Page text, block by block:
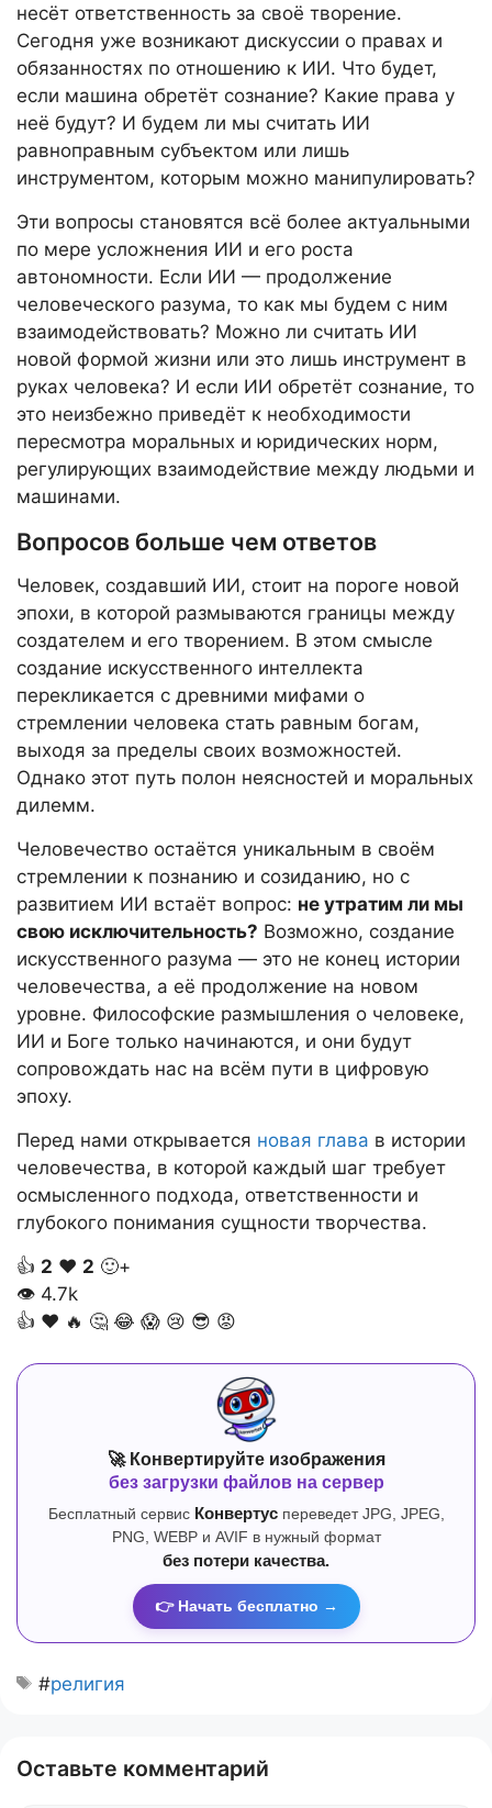
несёт ответственность за своё творение.
Сегодня уже возникают дискуссии о правах и
обязанностях по отношению к ИИ. Что будет,
если машина обретёт сознание? Какие права у
неё будут? И будем ли мы считать ИИ
равноправным субъектом или лишь
инструментом, которым можно манипулировать?
Эти вопросы становятся всё более актуальными
по мере усложнения ИИ и его роста
автономности. Если ИИ — продолжение
человеческого разума, то как мы будем с ним
взаимодействовать? Можно ли считать ИИ
новой формой жизни или это лишь инструмент в
руках человека? И если ИИ обретёт сознание, то
это неизбежно приведёт к необходимости
пересмотра моральных и юридических норм,
регулирующих взаимодействие между людьми и
машинами.
Вопросов больше чем ответов
Человек, создавший ИИ, стоит на пороге новой
эпохи, в которой размываются границы между
создателем и его творением. В этом смысле
создание искусственного интеллекта
перекликается с древними мифами о
стремлении человека стать равным богам,
выходя за пределы своих возможностей.
Однако этот путь полон неясностей и моральных
дилемм.
Человечество остаётся уникальным в своём
стремлении к познанию и созиданию, но с
развитием ИИ встаёт вопрос: не утратим ли мы
свою исключительность? Возможно, создание
искусственного разума — это не конец истории
человечества, а её продолжение на новом
уровне. Философские размышления о человеке,
ИИ и Боге только начинаются, и они будут
сопровождать нас на всём пути в цифровую
эпоху.
Перед нами открывается новая глава в истории
человечества, в которой каждый шаг требует
осмысленного подхода, ответственности и
глубокого понимания сущности творчества.
👍 2 ❤️ 2 🙂+
👁 4.7k
👍 ❤️ 🔥 🤔 😂 😱 😢 😎 😡
🚀 Конвертируйте изображения
без загрузки файлов на сервер
Бесплатный сервис Конвертуспереведет JPG, JPEG,
PNG, WEBP и AVIF в нужный формат
без потери качества.
👉 Начать бесплатно →
#религия
Оставьте комментарий